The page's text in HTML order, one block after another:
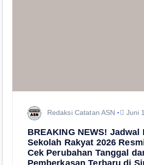
Redaksi Catatan ASN Juni
BREAKING NEWS! Jadwal
Sekolah Rakyat 2026
Cek Perubahan Tanggal
Pemberkasan Terbaru di